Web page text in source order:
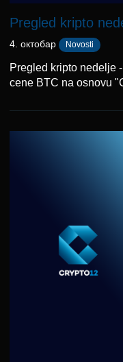
Pregled kripto
4. октобар Novosti
Pregled kripto nedelje
cene BTC na osnovu